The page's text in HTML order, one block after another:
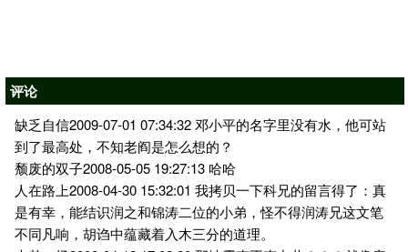
评论
缺乏自信2009-07-01 07:34:32 邓小平的名字里没有水，他可站
到了最高处，不知老阎是怎么想的？
颓废的双子2008-05-05 19:27:13 哈哈
人在路上2008-04-30 15:32:01 我拷贝一下科兄的留言得了：真
是有幸，能结识润之和锦涛二位的小弟，怪不得润涛兄这文笔
不同凡响，胡诌中蕴藏着入木三分的道理。